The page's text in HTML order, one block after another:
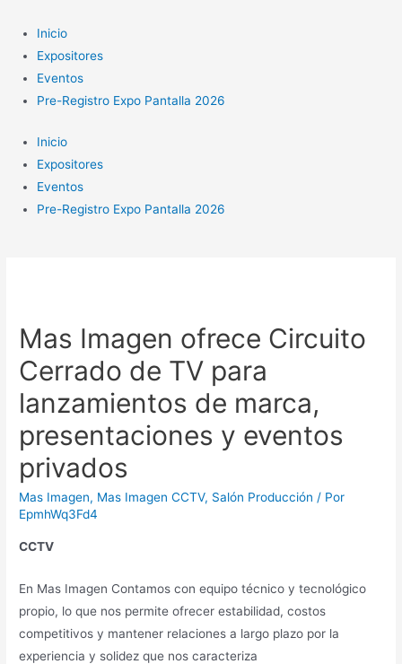
contenido
Inicio
Expositores
Eventos
Pre-Registro Expo Pantalla 2026
Inicio
Expositores
Eventos
Pre-Registro Expo Pantalla 2026
Mas Imagen ofrece Circuito
Cerrado de TV para
lanzamientos de marca,
presentaciones y eventos
privados
Mas Imagen, Mas Imagen CCTV, Salón Producción / Por
EpmhWq3Fd4
CCTV
En Mas Imagen Contamos con equipo técnico y tecnológico
propio, lo que nos permite ofrecer estabilidad, costos
competitivos y mantener relaciones a largo plazo por la
experiencia y solidez que nos caracteriza